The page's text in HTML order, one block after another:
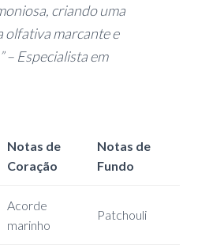
criando uma
olfativa marcante e
– Especialista em
Notas de
Coração
Notas de
Fundo
Acorde
marinho
Patchouli